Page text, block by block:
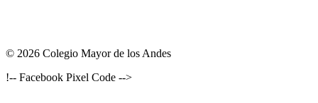
© 2026 Colegio Mayor de los Andes
!-- Facebook Pixel Code -->